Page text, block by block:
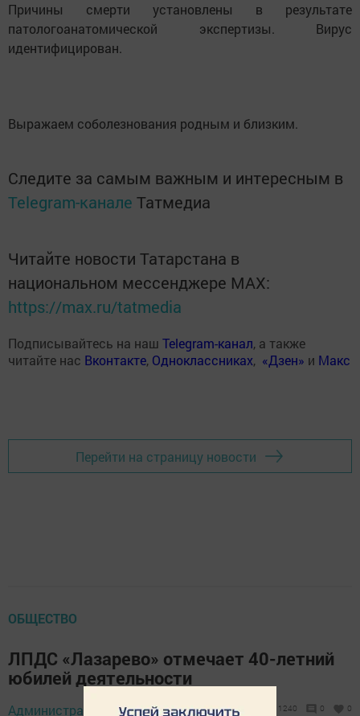
Причины смерти установлены в результате
патологоанатомической экспертизы. Вирус
идентифицирован.
Выражаем соболезнования родным и близким.
Следите за самым важным и интересным в
Telegram-канале Татмедиа
Читайте новости Татарстана в
национальном мессенджере MАХ:
https://max.ru/tatmedia
Подписывайтесь на наш Telegram-канал, а также
читайте нас Вконтакте, Одноклассниках, «Дзен» и Макс
Перейти на страницу новости
ОБЩЕСТВО
ЛПДС «Лазарево» отмечает 40-летний
юбилей деятельности
Администратор, 10 февраля 2021 - 09:12 1240 0 0